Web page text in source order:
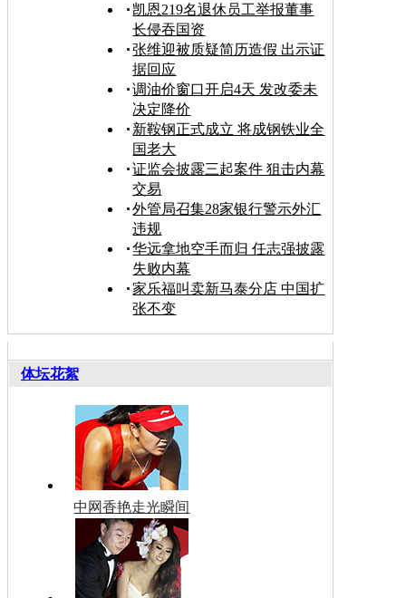
凯恩219名退休员工举报董事
长侵吞国资
张维迎被质疑简历造假 出示证
据回应
调油价窗口开启4天 发改委未
决定降价
新鞍钢正式成立 将成钢铁业全
国老大
证监会披露三起案件 狙击内幕
交易
外管局召集28家银行警示外汇
违规
华远拿地空手而归 任志强披露
失败内幕
家乐福叫卖新马泰分店 中国扩
张不变
体坛花絮
中网香艳走光瞬间